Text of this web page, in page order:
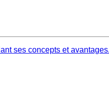
ses concepts et